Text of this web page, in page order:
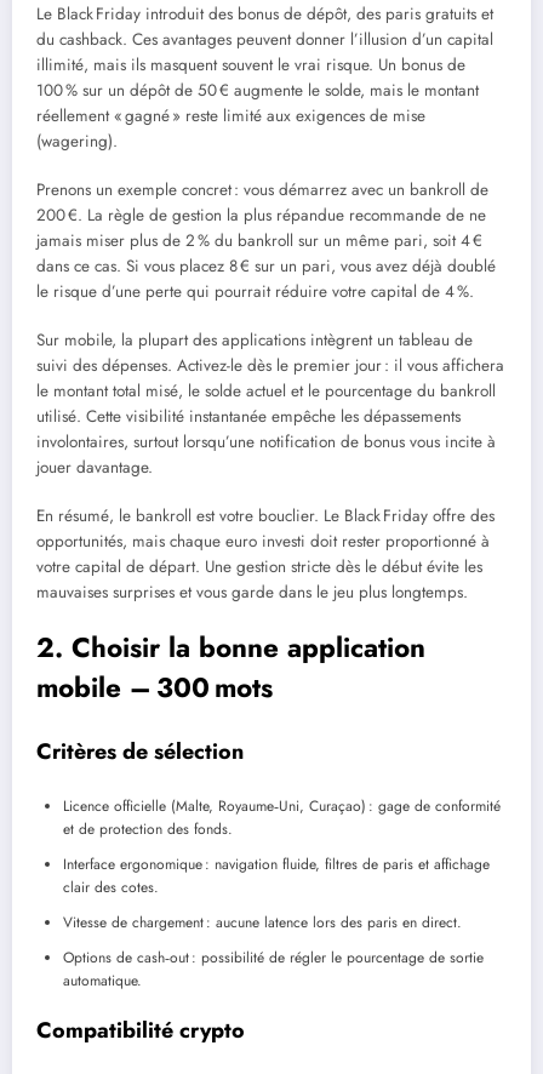
Le Black Friday introduit des bonus de dépôt, des paris gratuits et
du cashback. Ces avantages peuvent donner l’illusion d’un capital
illimité, mais ils masquent souvent le vrai risque. Un bonus de
100 % sur un dépôt de 50 € augmente le solde, mais le montant
réellement « gagné » reste limité aux exigences de mise
(wagering).
Prenons un exemple concret : vous démarrez avec un bankroll de
200 €. La règle de gestion la plus répandue recommande de ne
jamais miser plus de 2 % du bankroll sur un même pari, soit 4 €
dans ce cas. Si vous placez 8 € sur un pari, vous avez déjà doublé
le risque d’une perte qui pourrait réduire votre capital de 4 %.
Sur mobile, la plupart des applications intègrent un tableau de
suivi des dépenses. Activez-le dès le premier jour : il vous affichera
le montant total misé, le solde actuel et le pourcentage du bankroll
utilisé. Cette visibilité instantanée empêche les dépassements
involontaires, surtout lorsqu’une notification de bonus vous incite à
jouer davantage.
En résumé, le bankroll est votre bouclier. Le Black Friday offre des
opportunités, mais chaque euro investi doit rester proportionné à
votre capital de départ. Une gestion stricte dès le début évite les
mauvaises surprises et vous garde dans le jeu plus longtemps.
2. Choisir la bonne application
mobile – 300 mots
Critères de sélection
Licence officielle (Malte, Royaume‑Uni, Curaçao) : gage de conformité
et de protection des fonds.
Interface ergonomique : navigation fluide, filtres de paris et affichage
clair des cotes.
Vitesse de chargement : aucune latence lors des paris en direct.
Options de cash‑out : possibilité de régler le pourcentage de sortie
automatique.
Compatibilité crypto